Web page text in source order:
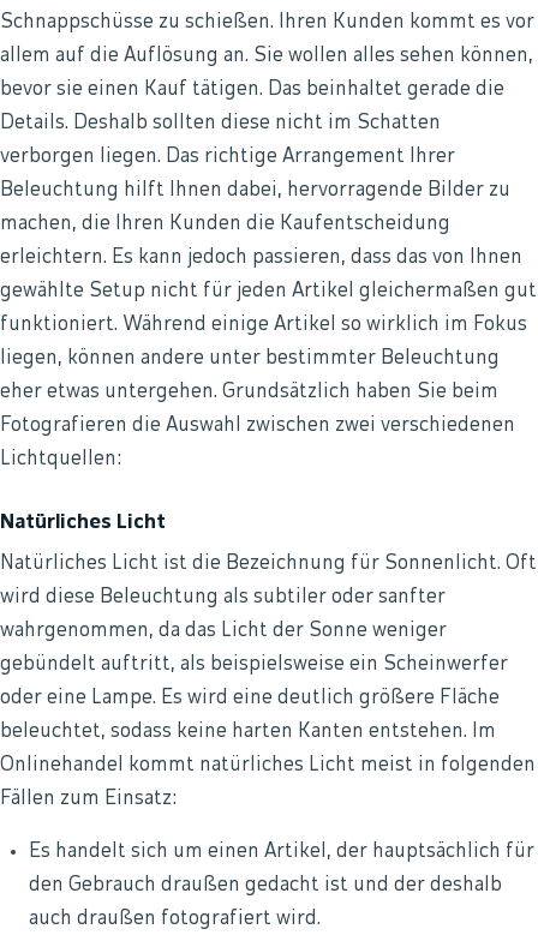
Schnappschüsse zu schießen. Ihren Kunden kommt es vor
allem auf die Auflösung an. Sie wollen alles sehen können,
bevor sie einen Kauf tätigen. Das beinhaltet gerade die
Details. Deshalb sollten diese nicht im Schatten
verborgen liegen. Das richtige Arrangement Ihrer
Beleuchtung hilft Ihnen dabei, hervorragende Bilder zu
machen, die Ihren Kunden die Kaufentscheidung
erleichtern. Es kann jedoch passieren, dass das von Ihnen
gewählte Setup nicht für jeden Artikel gleichermaßen gut
funktioniert. Während einige Artikel so wirklich im Fokus
liegen, können andere unter bestimmter Beleuchtung
eher etwas untergehen. Grundsätzlich haben Sie beim
Fotografieren die Auswahl zwischen zwei verschiedenen
Lichtquellen:
Natürliches Licht
Natürliches Licht ist die Bezeichnung für Sonnenlicht. Oft
wird diese Beleuchtung als subtiler oder sanfter
wahrgenommen, da das Licht der Sonne weniger
gebündelt auftritt, als beispielsweise ein Scheinwerfer
oder eine Lampe. Es wird eine deutlich größere Fläche
beleuchtet, sodass keine harten Kanten entstehen. Im
Onlinehandel kommt natürliches Licht meist in folgenden
Fällen zum Einsatz:
Es handelt sich um einen Artikel, der hauptsächlich für
den Gebrauch draußen gedacht ist und der deshalb
auch draußen fotografiert wird.